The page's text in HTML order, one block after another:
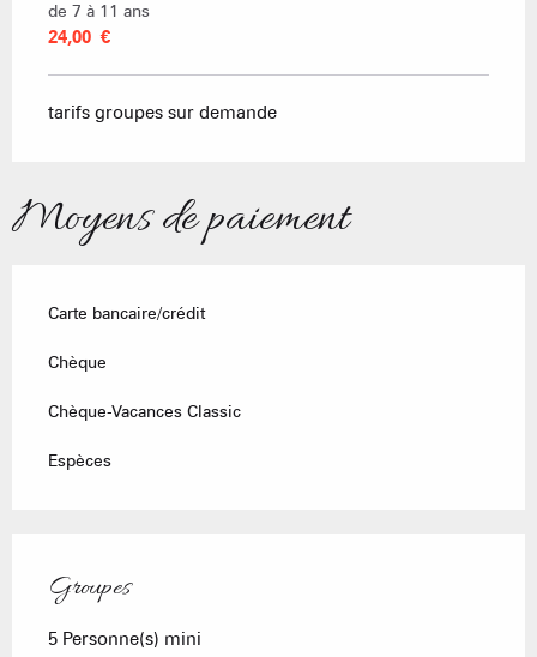
de 7 à 11 ans
24,00 €
tarifs groupes sur demande
Moyens de paiement
Carte bancaire/crédit
Chèque
Chèque-Vacances Classic
Espèces
Groupes
Groupes
5 Personne(s) mini